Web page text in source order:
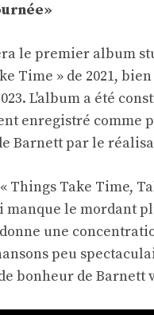
le premier album
Time » de 2021,
L'album a été
enregistré comme
Barnett par le
Things Take Time,
manque le mordant
une
peu
bonheur de Barnett